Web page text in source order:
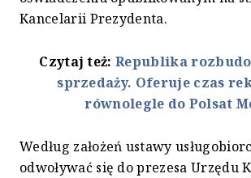
Kancelarii Prezydenta.
Czytaj też:Republika
sprzedaży. Oferuje czas
równolegle do Polsat
Według założeń ustawy
odwoływać się do prezesa Urzędu